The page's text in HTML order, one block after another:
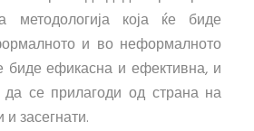
која ќе биде
и во неформалното
биде ефикасна и ефективна, и
се прилагоди од страна на
засегнати.